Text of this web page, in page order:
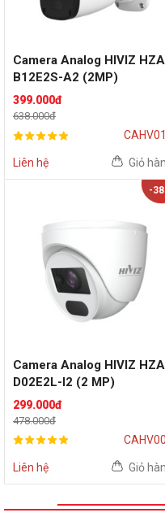
Camera Analog HIVIZ
B12E2S-A2 (2MP)
399.000đ
638.000đ
Liên hệ Giỏ
-
Camera Analog HIVIZ
D02E2L-I2 (2 MP)
299.000đ
478.000đ
Liên hệ Giỏ